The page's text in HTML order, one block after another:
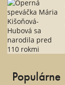
Populárne